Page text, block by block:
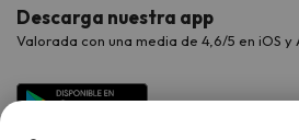
Descarga nuestra app
Valorada con una media de 4,6/5 en iOS y